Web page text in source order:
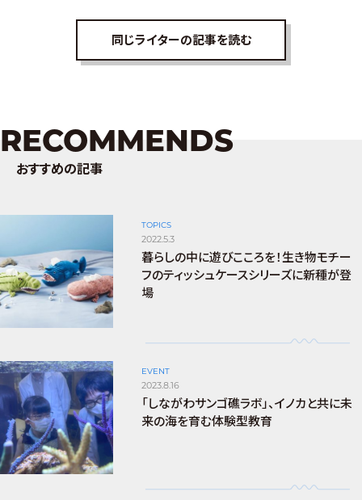
同じライターの記事を読む
RECOMMENDS
おすすめの記事
TOPICS
2022.5.3
暮らしの中に遊びこころを！生き物モチー
フのティッシュケースシリーズに新種が登
場
EVENT
2023.8.16
「しながわサンゴ礁ラボ」、イノカと共に未
来の海を育む体験型教育